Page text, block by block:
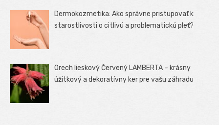
Dermokozmetika: Ako správne pristupovať k
starostlivosti o citlivú a problematickú pleť?
Orech lieskový Červený LAMBERTA – krásny
úžitkový a dekoratívny ker pre vašu záhradu